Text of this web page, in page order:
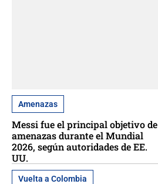
Amenazas
Messi fue el principal objetivo de
amenazas durante el Mundial
2026, según autoridades de EE.
UU.
Vuelta a Colombia